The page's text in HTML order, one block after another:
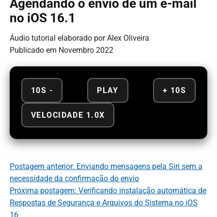
Agendando o envio de um e-mail
no iOS 16.1
Áudio tutorial elaborado por Alex Oliveira
Publicado em Novembro 2022
10S - PLAY + 10S
VELOCIDADE 1.0X
Postagem anterior: Enviando mensagens pela Siri sem a
necessidade da confirmação do envio
Próxima postagem: Verificando instalação automática de
Respostas de Segurança e Arquivos do Sistema no iOS
16